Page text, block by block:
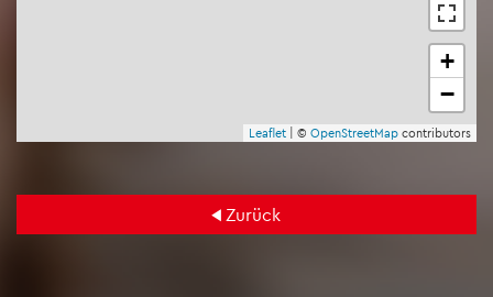
+
−
Leaf­let | © Open­Street­Map con­tri­bu­tors
Zu­rück